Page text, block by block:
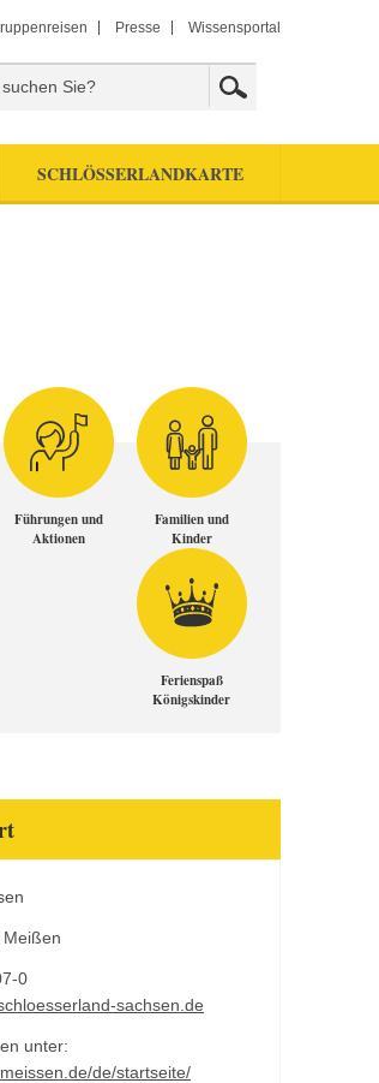
Presse Wissensportal
SCHLÖSSERLANDKARTE
Führungen und
Aktionen
Familien und
Kinder
Ferienspaß
Königskinder
0
sachsen.de
unter:
de/startseite/